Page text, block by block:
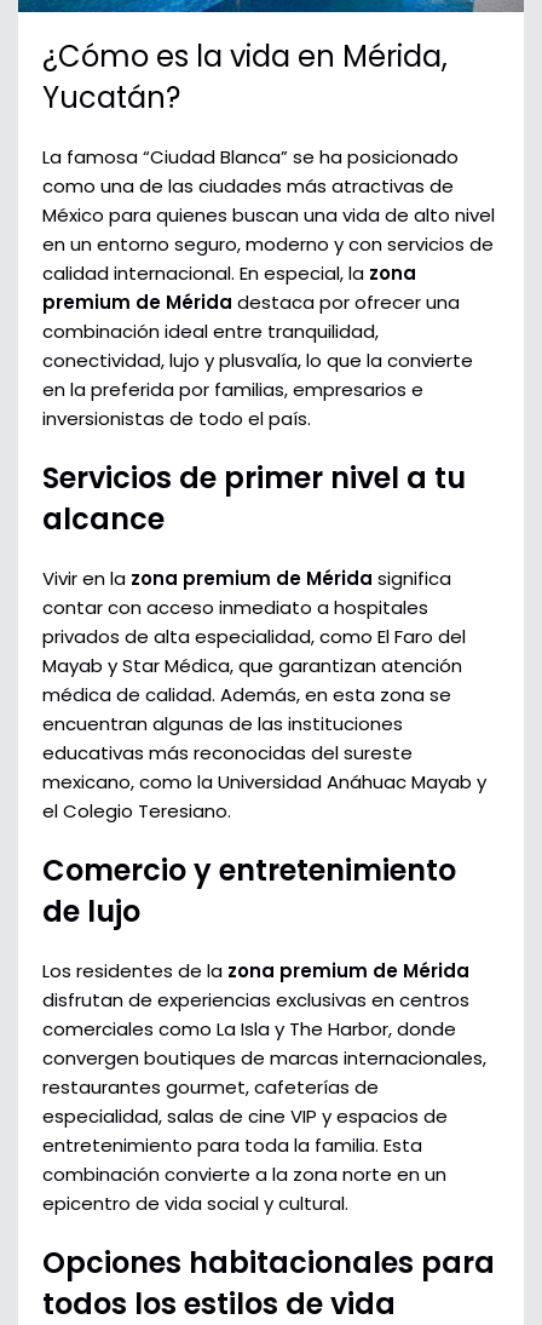
¿Cómo es la vida en Mérida,
Yucatán?
La famosa “Ciudad Blanca” se ha posicionado
como una de las ciudades más atractivas de
México para quienes buscan una vida de alto nivel
en un entorno seguro, moderno y con servicios de
calidad internacional. En especial, la zona
premium de Mérida destaca por ofrecer una
combinación ideal entre tranquilidad,
conectividad, lujo y plusvalía, lo que la convierte
en la preferida por familias, empresarios e
inversionistas de todo el país.
Servicios de primer nivel a tu
alcance
Vivir en la zona premium de Mérida significa
contar con acceso inmediato a hospitales
privados de alta especialidad, como El Faro del
Mayab y Star Médica, que garantizan atención
médica de calidad. Además, en esta zona se
encuentran algunas de las instituciones
educativas más reconocidas del sureste
mexicano, como la Universidad Anáhuac Mayab y
el Colegio Teresiano.
Comercio y entretenimiento
de lujo
Los residentes de la zona premium de Mérida
disfrutan de experiencias exclusivas en centros
comerciales como La Isla y The Harbor, donde
convergen boutiques de marcas internacionales,
restaurantes gourmet, cafeterías de
especialidad, salas de cine VIP y espacios de
entretenimiento para toda la familia. Esta
combinación convierte a la zona norte en un
epicentro de vida social y cultural.
Opciones habitacionales para
todos los estilos de vida